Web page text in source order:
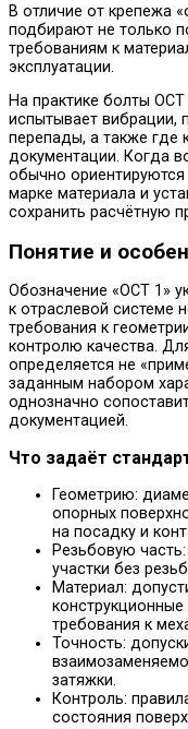
В отличие от крепежа
подбирают не только
требованиям к
эксплуатации.
На практике болты
испытывает вибрации,
перепады, а также где
документации. Когда
обычно ориентируются
марке материала и
сохранить расчётную
Понятие и
Обозначение «ОСТ 1»
к отраслевой системе
требования к
контролю качества.
определяется не
заданным набором
однозначно
документацией.
Что задаёт
Геометрию:
опорных
на посадку и
Резьбовую
участки без
Материал:
требования к
Точность:
затяжки.
Контроль:
состояния